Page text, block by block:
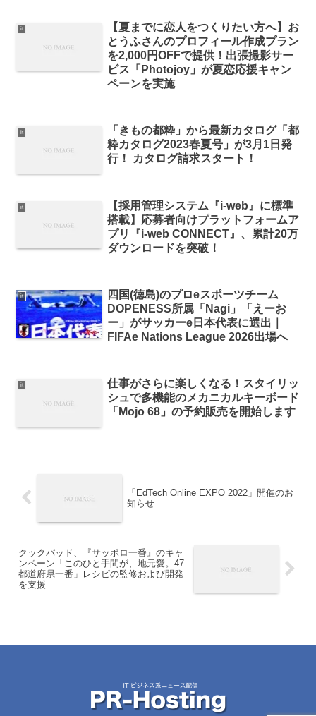
it
【夏までに恋人をつくりたい方へ】お
とうふさんのプロフィール作成プラン
を2,000円OFFで提供！出張撮影サー
ビス「Photojoy」が夏恋応援キャン
ペーンを実施
it
「きもの都粋」から最新カタログ「都
粋カタログ2023春夏号」が3月1日発
行！ カタログ請求スタート！
it
【採用管理システム『i-web』に標準
搭載】応募者向けプラットフォームア
プリ『i-web CONNECT』、累計20万
ダウンロードを突破！
it
四国(徳島)のプロeスポーツチーム
DOPENESS所属「Nagi」「えーお
ー」がサッカーe日本代表に選出｜
FIFAe Nations League 2026出場へ
it
仕事がさらに楽しくなる！スタイリッ
シュで多機能のメカニカルキーボード
「Mojo 68」の予約販売を開始します
「EdTech Online EXPO 2022」開催のお
知らせ
クックパッド、『サッポロ一番』のキャ
ンペーン「このひと手間が、地元愛。47
都道府県一番」レシピの監修および開発
を支援